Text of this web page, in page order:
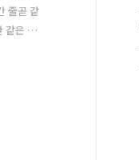
..줄곧 같
같은 공
출하